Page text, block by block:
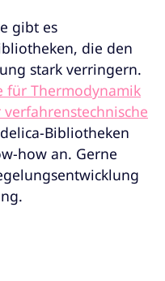
gibt es
die den
stark verringern.
für Thermodynamik
verfahrenstechnische
Bibliotheken
how an. Gerne